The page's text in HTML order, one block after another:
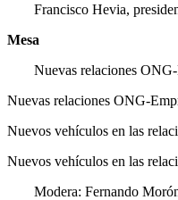
Francisco Hevia,
Mesa
Nuevas relaciones
Nuevas relaciones ONG-
Nuevos vehículos en las
Nuevos vehículos en las
Modera: Fernando